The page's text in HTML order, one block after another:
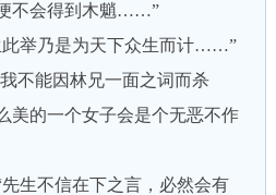
不会得到木魈……”
举乃是为天下众生而计……”
能因林兄一面之词而杀
的一个女子会是个无恶不作
不信在下之言，必然会有